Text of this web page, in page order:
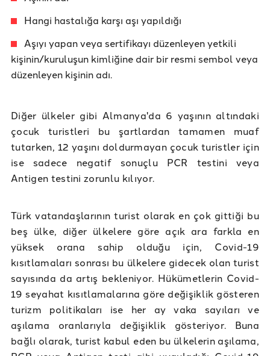
Hangi hastalığa karşı aşı yapıldığı
Aşıyı yapan veya sertifikayı düzenleyen yetkili
kişinin/kuruluşun kimliğine dair bir resmi sembol veya
düzenleyen kişinin adı.
Diğer ülkeler gibi Almanya'da 6 yaşının altındaki
çocuk turistleri bu şartlardan tamamen muaf
tutarken, 12 yaşını doldurmayan çocuk turistler için
ise sadece negatif sonuçlu PCR testini veya
Antigen testini zorunlu kılıyor.
Türk vatandaşlarının turist olarak en çok gittiği bu
beş ülke, diğer ülkelere göre açık ara farkla en
yüksek orana sahip olduğu için, Covid-19
kısıtlamaları sonrası bu ülkelere gidecek olan turist
sayısında da artış bekleniyor. Hükümetlerin Covid-
19 seyahat kısıtlamalarına göre değişiklik gösteren
turizm politikaları ise her ay vaka sayıları ve
aşılama oranlarıyla değişiklik gösteriyor. Buna
bağlı olarak, turist kabul eden bu ülkelerin aşılama,